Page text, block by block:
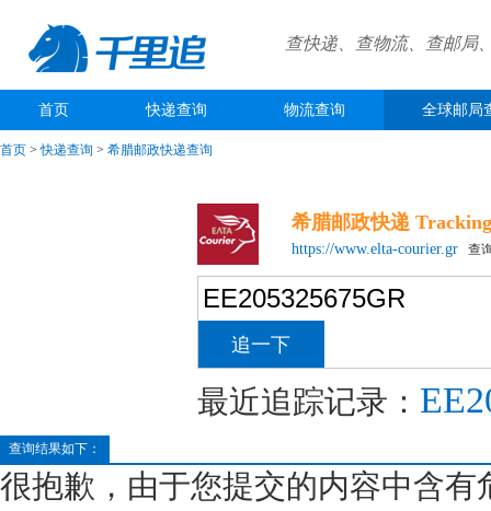
查快递、查物流、查邮局
首页 快递查询 物流查询 全球邮局
首页 >快递查询 > 希腊邮政快递查询
希腊邮政快递 Tracking
https://www.elta-courier.gr 查
最近追踪记录：
查询结果如下：
很抱歉，由于您提交的内容中含